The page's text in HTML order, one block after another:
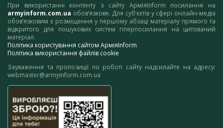
При використанні контенту з сайту АрміяInform посилання на
armyinform.com.ua обов’язкове. Для суб’єктів у сфері онлайн-медіа
обов’язковим є розміщення у першому абзаці матеріалу прямого та
відкритого для пошукових систем гіперпосилання на цитований
матеріал.
Політика користування сайтом АрміяInform
Політика використання файлів cookie
Зауваження та пропозиції по роботі сайту надсилайте на адресу:
webmaster@armyinform.com.ua